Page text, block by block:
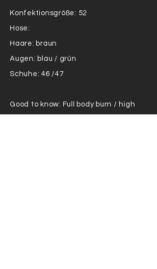
Konfektionsgröße: 52
Hose:
Haare: braun
Augen: blau / grün
Schuhe: 46 /47
Good to know: Full body burn / high